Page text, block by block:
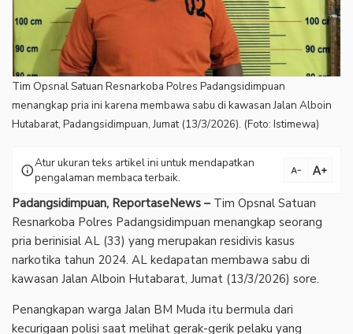
Tim Opsnal Satuan Resnarkoba Polres Padangsidimpuan
menangkap pria ini karena membawa sabu di kawasan Jalan Alboin
Hutabarat, Padangsidimpuan, Jumat (13/3/2026). (Foto: Istimewa)
infoAtur ukuran teks artikel ini untuk mendapatkan
pengalaman membaca terbaik.
text_decrease text_increase
Padangsidimpuan, ReportaseNews –Tim Opsnal Satuan
Resnarkoba Polres Padangsidimpuan menangkap seorang
pria berinisial AL (33) yang merupakan residivis kasus
narkotika tahun 2024. AL kedapatan membawa sabu di
kawasan Jalan Alboin Hutabarat, Jumat (13/3/2026) sore.
Penangkapan warga Jalan BM Muda itu bermula dari
kecurigaan polisi saat melihat gerak-gerik pelaku yang